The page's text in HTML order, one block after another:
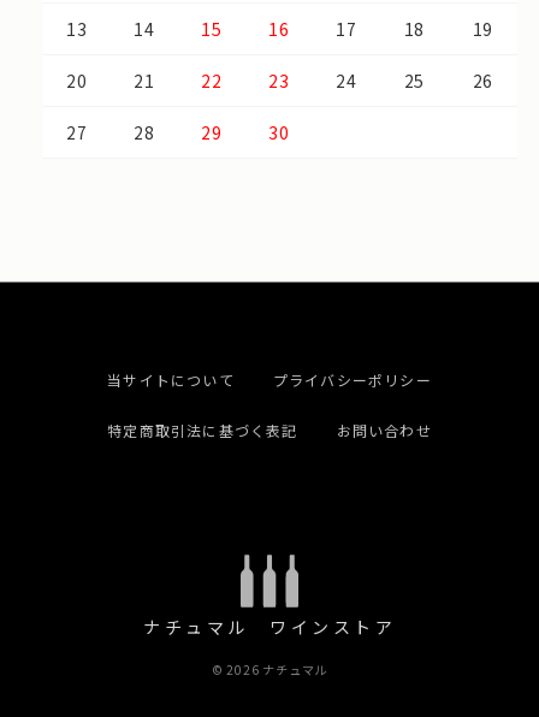
13 14 15 16 17 18 19
20 21 22 23 24 25 26
27 28 29 30
当サイトについて プライバシーポリシー
特定商取引法に基づく表記 お問い合わせ
ナチュマル ワインストア
© 2026 ナチュマル